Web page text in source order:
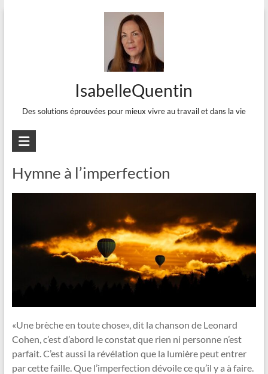
IsabelleQuentin
Des solutions éprouvées pour mieux vivre au travail et dans la vie
Justice
Hymne à l’imperfection
«Une brèche en toute chose», dit la chanson de Leonard
Cohen, c’est d’abord le constat que rien ni personne n’est
parfait. C’est aussi la révélation que la lumière peut entrer
par cette faille. Que l’imperfection dévoile ce qu’il y a à faire.